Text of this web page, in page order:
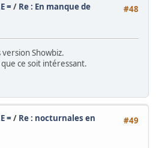
#48
= / Re : En manque de
Showbiz.
ce soit intéressant.
#49
= / Re : nocturnales en